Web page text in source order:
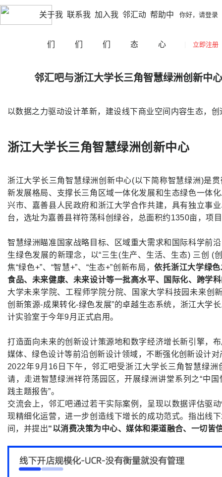
切换城市 网站导航
立即注册
你好，请登录
关于我
们
联系我
们
加入我
们
邻汇动
态
帮助中
心
你好，请登录
立即注册
邻汇吧与浙江大学长三角智慧绿洲创新中
以数据之力驱动设计革新，建设线下商业空间内容生态，
浙江大学长三角智慧绿洲创新中心
浙江大学长三角智慧绿洲创新中心(以下简称智慧绿洲)是
新发展格局、支撑长三角区域一体化发展和生态绿色一体
兴市、嘉善县人民政府和浙江大学合作共建，具有独立事
台，选址为嘉善县祥符荡科创绿谷，总面积约1350亩，项
智慧绿洲瞄准国家战略目标、区域重大需求和国际科学前
生绿色发展的新理念，以“三生(生产、生活、生态) 三创 (
焦“绿色+”、“智慧+”、“生态+”创新布局，依托浙江大学绿
食品、未来健康、未来设计等一批高水平、国际化、跨学
大学未来学院、工程师学院分院、国家大学科技园未来创
创新策源-成果转化-绿色发展”的卓越生态系统，浙江大学
计实验室于今年9月正式启用。
打造面向未来的创新设计策源地和数字经济增长新引擎，
媒体、绿色设计等前沿创新设计领域，不断强化创新设计
2022年9月16日下午，邻汇吧受浙江大学长三角智慧绿
请，走进智慧绿洲祥符荡园区，开展绿洲讲堂系列之“中
践主题报告”。
交流会上，邻汇吧通过若干实际案例，呈现以数据评估驱
现精细化运营，进一步创造线下增长的成功范式。指出线
间，并提出“以消费决策为中心、媒体和渠道融合、一切皆